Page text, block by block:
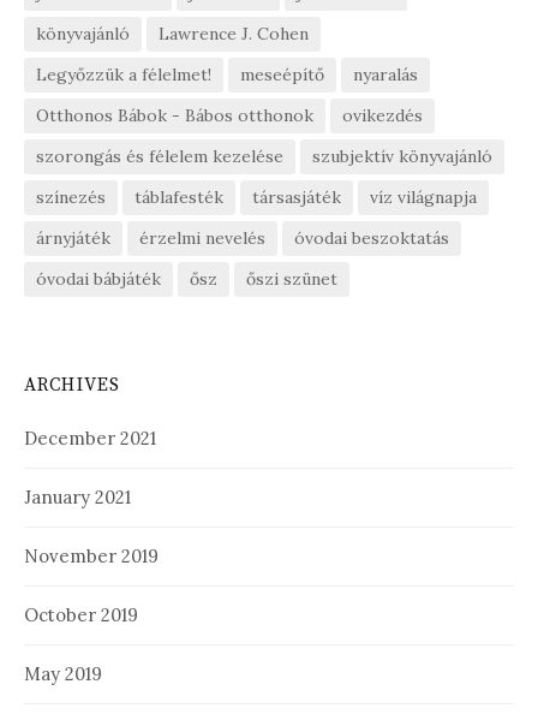
könyvajánló
Lawrence J. Cohen
Legyőzzük a félelmet!
meseépítő
nyaralás
Otthonos Bábok - Bábos otthonok
ovikezdés
szorongás és félelem kezelése
szubjektív könyvajánló
színezés
táblafesték társasjáték
víz világnapja
árnyjáték
érzelmi nevelés
óvodai beszoktatás
óvodai bábjáték
ősz őszi szünet
ARCHIVES
December 2021
January 2021
November 2019
October 2019
May 2019